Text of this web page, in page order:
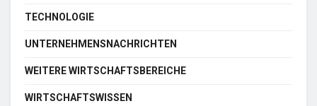
TECHNOLOGIE
UNTERNEHMENSNACHRICHTEN
WEITERE WIRTSCHAFTSBEREICHE
WIRTSCHAFTSWISSEN